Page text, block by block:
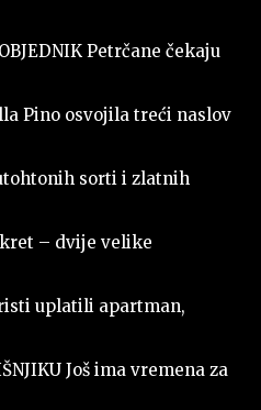
Petrčane čekaju
Pino osvojila treći naslov
sorti i zlatnih
– dvije velike
uplatili apartman,
Još ima vremena za